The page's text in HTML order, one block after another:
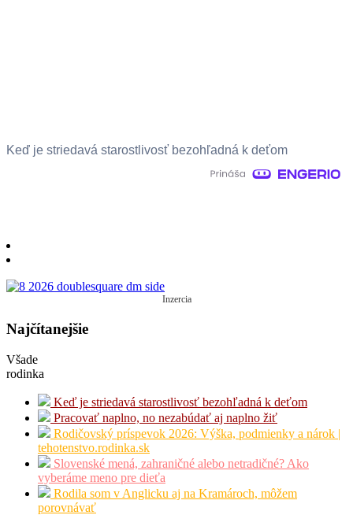
Keď je striedavá starostlivosť bezohľadná k deťom
Inzercia
Najčítanejšie
Všade
rodinka
Keď je striedavá starostlivosť bezohľadná k deťom
Pracovať naplno, no nezabúdať aj naplno žiť
Rodičovský príspevok 2026: Výška, podmienky a nárok |
tehotenstvo.rodinka.sk
Slovenské mená, zahraničné alebo netradičné? Ako
vyberáme meno pre dieťa
Rodila som v Anglicku aj na Kramároch, môžem
porovnávať